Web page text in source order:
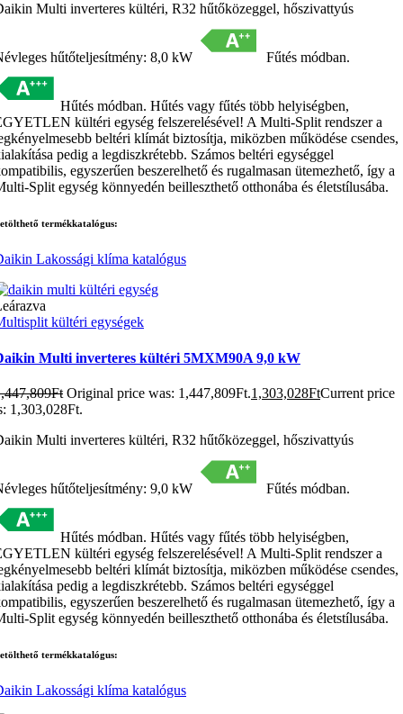
Multi inverteres kültéri, R32 hűtőközeggel, hőszivattyús
hűtőteljesítmény: 8,0 kW Fűtés módban.
Hűtés módban. Hűtés vagy fűtés több helyiségben,
kültéri egység felszerelésével! A Multi-Split rendszer a
beltéri klímát biztosítja, miközben működése csendes,
pedig a legdiszkrétebb. Számos beltéri egységgel
egyszerűen beszerelhető és rugalmasan ütemezhető, így a
Split egység könnyedén beilleszthető otthonába és életstílusába.
termékkatalógus:
Lakossági klíma katalógus
kültéri egységek
Multi inverteres kültéri 5MXM90A 9,0 kW
Ft Original price was: 1,447,809Ft.1,303,028FtCurrent price
1,303,028Ft.
Multi inverteres kültéri, R32 hűtőközeggel, hőszivattyús
hűtőteljesítmény: 9,0 kW Fűtés módban.
Hűtés módban. Hűtés vagy fűtés több helyiségben,
kültéri egység felszerelésével! A Multi-Split rendszer a
beltéri klímát biztosítja, miközben működése csendes,
pedig a legdiszkrétebb. Számos beltéri egységgel
egyszerűen beszerelhető és rugalmasan ütemezhető, így a
Split egység könnyedén beilleszthető otthonába és életstílusába.
termékkatalógus:
Lakossági klíma katalógus